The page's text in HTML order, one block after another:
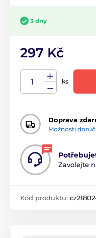
3 dny
297 Kč
ks
Doprava
Možnosti
Zavolejte
Kód produktu: